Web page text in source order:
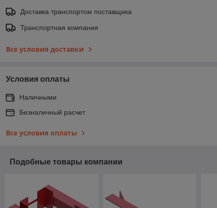
Доставка транспортом поставщика
Транспортная компания
Все условия доставки
Условия оплаты
Наличными
Безналичный расчет
Все условия оплаты
Подобные товары компании